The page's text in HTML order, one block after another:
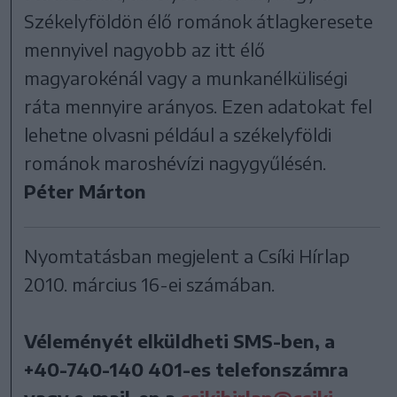
Székelyföldön élő románok átlagkeresete
mennyivel nagyobb az itt élő
magyarokénál vagy a munkanélküliségi
ráta mennyire arányos. Ezen adatokat fel
lehetne olvasni például a székelyföldi
románok maroshévízi nagygyűlésén.
Péter Márton
Nyomtatásban megjelent a Csíki Hírlap
2010. március 16-ei számában.
Véleményét elküldheti SMS-ben, a
+40-740-140 401-es telefonszámra